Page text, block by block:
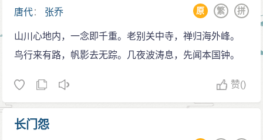
唐代： 张乔 拼
繁
原
山川心地内，一念即千重。老别关中寺，禅归海外峰。
鸟行来有路，帆影去无踪。几夜波涛息，先闻本国钟。
赞()
长门怨